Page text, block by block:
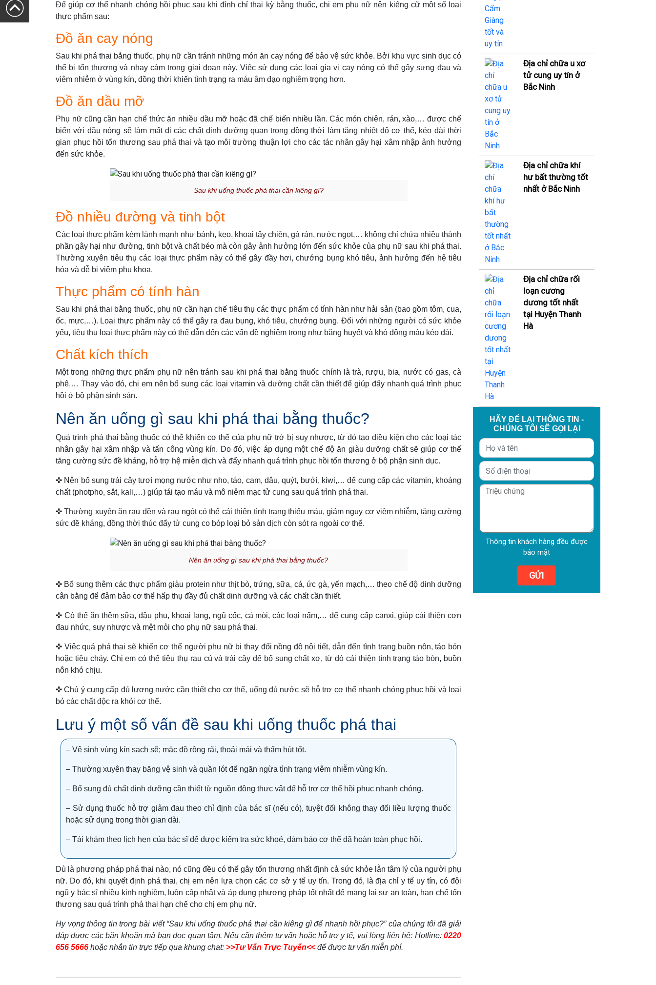
Để giúp cơ thể nhanh chóng hồi phục sau khi đình chỉ thai kỳ bằng thuốc, chị em phụ nữ nên kiêng cữ một số loại
thực phẩm sau:
Đồ ăn cay nóng
Sau khi phá thai bằng thuốc, phụ nữ cần tránh những món ăn cay nóng để bảo vệ sức khỏe. Bởi khu vực sinh dục có
thể bị tổn thương và nhạy cảm trong giai đoạn này. Việc sử dụng các loại gia vị cay nóng có thể gây sưng đau và
viêm nhiễm ở vùng kín, đồng thời khiến tình trạng ra máu âm đạo nghiêm trọng hơn.
Đồ ăn dầu mỡ
Phụ nữ cũng cần hạn chế thức ăn nhiều dầu mỡ hoặc đã chế biến nhiều lần. Các món chiên, rán, xào,… được chế
biến với dầu nóng sẽ làm mất đi các chất dinh dưỡng quan trọng đồng thời làm tăng nhiệt độ cơ thể, kéo dài thời
gian phục hồi tổn thương sau phá thai và tạo môi trường thuận lợi cho các tác nhân gây hại xâm nhập ảnh hưởng
đến sức khỏe.
Sau khi uống thuốc phá thai cần kiêng gì?
Đồ nhiều đường và tinh bột
Các loại thực phẩm kém lành mạnh như bánh, kẹo, khoai tây chiên, gà rán, nước ngọt,… không chỉ chứa nhiều thành
phần gây hại như đường, tinh bột và chất béo mà còn gây ảnh hưởng lớn đến sức khỏe của phụ nữ sau khi phá thai.
Thường xuyên tiêu thụ các loại thực phẩm này có thể gây đầy hơi, chướng bụng khó tiêu, ảnh hưởng đến hệ tiêu
hóa và dễ bị viêm phụ khoa.
Thực phẩm có tính hàn
Sau khi phá thai bằng thuốc, phụ nữ cần hạn chế tiêu thụ các thực phẩm có tính hàn như hải sản (bao gồm tôm, cua,
ốc, mực,…). Loại thực phẩm này có thể gây ra đau bụng, khó tiêu, chướng bụng. Đối với những người có sức khỏe
yếu, tiêu thụ loại thực phẩm này có thể dẫn đến các vấn đề nghiêm trọng như băng huyết và khó đông máu kéo dài.
Chất kích thích
Một trong những thực phẩm phụ nữ nên tránh sau khi phá thai bằng thuốc chính là trà, rượu, bia, nước có gas, cà
phê,… Thay vào đó, chị em nên bổ sung các loại vitamin và dưỡng chất cần thiết để giúp đẩy nhanh quá trình phục
hồi ở bộ phận sinh sản.
Nên ăn uống gì sau khi phá thai bằng thuốc?
Quá trình phá thai bằng thuốc có thể khiến cơ thể của phụ nữ trở bị suy nhược, từ đó tạo điều kiện cho các loại tác
nhân gây hại xâm nhập và tấn công vùng kín. Do đó, việc áp dụng một chế độ ăn giàu dưỡng chất sẽ giúp cơ thể
tăng cường sức đề kháng, hỗ trợ hệ miễn dịch và đẩy nhanh quá trình phục hồi tổn thương ở bộ phận sinh dục.
✜ Nên bổ sung trái cây tươi mọng nước như nho, táo, cam, dâu, quýt, bưởi, kiwi,… để cung cấp các vitamin, khoáng
chất (photpho, sắt, kali,…) giúp tái tạo máu và mô niêm mạc tử cung sau quá trình phá thai.
✜ Thường xuyên ăn rau dền và rau ngót có thể cải thiện tình trạng thiếu máu, giảm nguy cơ viêm nhiễm, tăng cường
sức đề kháng, đồng thời thúc đẩy tử cung co bóp loại bỏ sản dịch còn sót ra ngoài cơ thể.
Nên ăn uống gì sau khi phá thai bằng thuốc?
✜ Bổ sung thêm các thực phẩm giàu protein như thịt bò, trứng, sữa, cá, ức gà, yến mạch,… theo chế độ dinh dưỡng
cân bằng để đảm bảo cơ thể hấp thụ đầy đủ chất dinh dưỡng và các chất cần thiết.
✜ Có thể ăn thêm sữa, đậu phụ, khoai lang, ngũ cốc, cá mòi, các loại nấm,… để cung cấp canxi, giúp cải thiện cơn
đau nhức, suy nhược và mệt mỏi cho phụ nữ sau phá thai.
✜ Việc quá phá thai sẽ khiến cơ thể người phụ nữ bị thay đổi nồng độ nội tiết, dẫn đến tình trạng buồn nôn, táo bón
hoặc tiêu chảy. Chị em có thể tiêu thụ rau củ và trái cây để bổ sung chất xơ, từ đó cải thiện tình trạng táo bón, buồn
nôn khó chịu.
✜ Chú ý cung cấp đủ lượng nước cần thiết cho cơ thể, uống đủ nước sẽ hỗ trợ cơ thể nhanh chóng phục hồi và loại
bỏ các chất độc ra khỏi cơ thể.
Lưu ý một số vấn đề sau khi uống thuốc phá thai
– Vệ sinh vùng kín sạch sẽ; mặc đồ rộng rãi, thoải mái và thấm hút tốt.
– Thường xuyên thay băng vệ sinh và quần lót để ngăn ngừa tình trạng viêm nhiễm vùng kín.
– Bổ sung đủ chất dinh dưỡng cần thiết từ nguồn động thực vật để hỗ trợ cơ thể hồi phục nhanh chóng.
– Sử dụng thuốc hỗ trợ giảm đau theo chỉ định của bác sĩ (nếu có), tuyệt đối không thay đổi liều lượng thuốc
hoặc sử dụng trong thời gian dài.
– Tái khám theo lịch hẹn của bác sĩ để được kiểm tra sức khoẻ, đảm bảo cơ thể đã hoàn toàn phục hồi.
Dù là phương pháp phá thai nào, nó cũng đều có thể gây tổn thương nhất định cả sức khỏe lẫn tâm lý của người phụ
nữ. Do đó, khi quyết định phá thai, chị em nên lựa chọn các cơ sở y tế uy tín. Trong đó, là địa chỉ y tế uy tín, có đội
ngũ y bác sĩ nhiều kinh nghiệm, luôn cập nhật và áp dụng phương pháp tốt nhất để mang lại sự an toàn, hạn chế tổn
thương sau quá trình phá thai hạn chế cho chị em phụ nữ.
Hy vọng thông tin trong bài viết “Sau khi uống thuốc phá thai cần kiêng gì để nhanh hồi phục?” của chúng tôi đã giải
đáp được các băn khoăn mà bạn đọc quan tâm. Nếu cần thêm tư vấn hoặc hỗ trợ y tế, vui lòng liên hệ: Hotline: 0220
656 5666 hoặc nhắn tin trực tiếp qua khung chat: >>Tư Vấn Trực Tuyến<< để được tư vấn miễn phí.
Địa chỉ chữa u xơ
tử cung uy tín ở
Bắc Ninh
Địa chỉ chữa khí
hư bất thường tốt
nhất ở Bắc Ninh
Địa chỉ chữa rối
loạn cương
dương tốt nhất
tại Huyện Thanh
Hà
HÃY ĐỂ LẠI THÔNG TIN -
CHÚNG TÔI SẼ GỌI LẠI
Thông tin khách hàng đều được
bảo mật
GỬI